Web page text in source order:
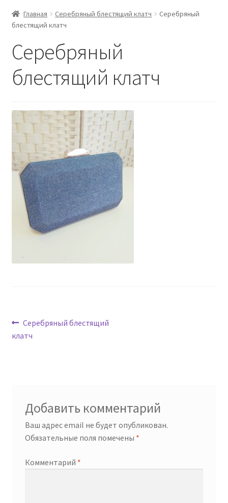
Главная Серебряный блестящий клатч
Серебряный
блестящий клатч
Серебряный
блестящий клатч
Навигация
по
Предыдущая
запись:
Серебряный блестящий
клатч
Добавить комментарий
Ваш адрес email не будет опубликован.
Обязательные поля помечены *
Комментарий *